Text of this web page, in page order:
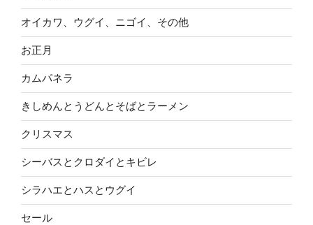
オイカワ、ウグイ、ニゴイ、その他
お正月
カムパネラ
きしめんとうどんとそばとラーメン
クリスマス
シーバスとクロダイとキビレ
シラハエとハスとウグイ
セール